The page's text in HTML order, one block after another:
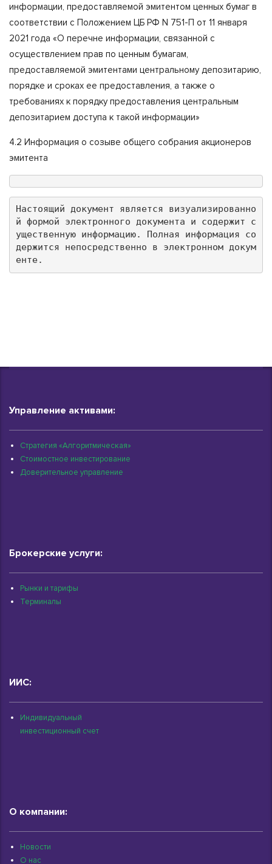
информации, предоставляемой эмитентом ценных бумаг в
соответствии с Положением ЦБ РФ N 751-П от 11 января
2021 года «О перечне информации, связанной с
осуществлением прав по ценным бумагам,
предоставляемой эмитентами центральному депозитарию,
порядке и сроках ее предоставления, а также о
требованиях к порядку предоставления центральным
депозитарием доступа к такой информации»
4.2 Информация о созыве общего собрания акционеров
эмитента
Настоящий документ является визуализированно
й формой электронного документа и содержит с
ущественную информацию. Полная информация со
держится непосредственно в электронном докум
енте.
Управление активами:
Стратегия «Алгоритмическая»
Стоимостное инвестирование
Доверительное управление
Брокерские услуги:
Рынки и тарифы
Терминалы
ИИС:
Индивидуальный
инвестиционный счет
О компании:
Новости
О нас